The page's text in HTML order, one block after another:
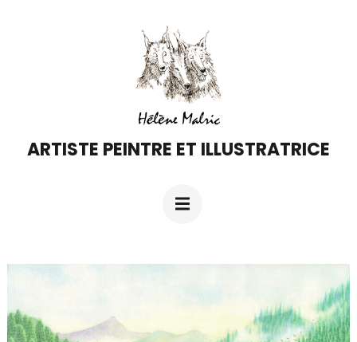
ARTISTE PEINTRE ET ILLUSTRATRICE